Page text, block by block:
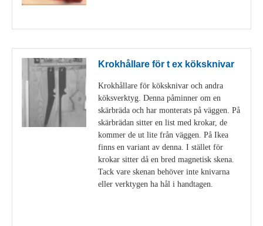
Krokhållare för t ex köksknivar
Krokhållare för köksknivar och andra
köksverktyg. Denna påminner om en
skärbräda och har monterats på väggen. På
skärbrädan sitter en list med krokar, de
kommer de ut lite från väggen. På Ikea
finns en variant av denna. I stället för
krokar sitter då en bred magnetisk skena.
Tack vare skenan behöver inte knivarna
eller verktygen ha hål i handtagen.